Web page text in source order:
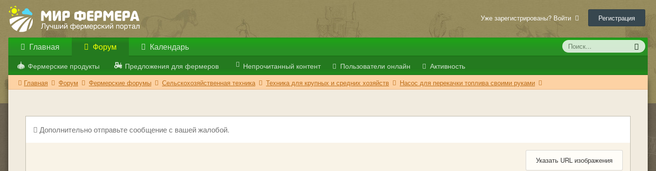
Уже зарегистрированы? Войти Регистрация
Главная Форум
Фермерские продукты Предложения для фермеров Непрочитанный контент Пользователи онлайн Активность
Календарь
Главная Форум Фермерские форумы Сельскохозяйственная техника Техника для крупных и средних хозяйств Насос для перекачки топлива своими руками
Дополнительно отправьте сообщение с вашей жалобой.
Указать URL изображения